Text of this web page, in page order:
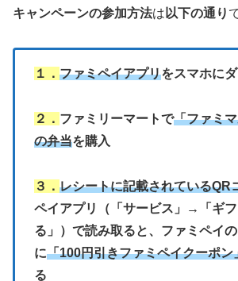
キャンペーンの参加方法は 以下の通り
１． ファミペイアプリをスマホに
２． ファミリーマートで「ファミ
の弁当を購入
３． レシートに記載されているQR
ペイアプリ（「サービス」→「ギ
る」）で読み取ると、ファミペイの
に「100円引きファミペイクーポン
る